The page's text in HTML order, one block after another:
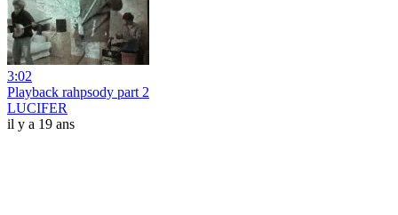
3:02
Playback rahpsody part 2
LUCIFER
il y a 19 ans